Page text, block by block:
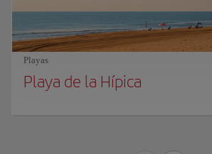
Playas
Playa de la Hípica